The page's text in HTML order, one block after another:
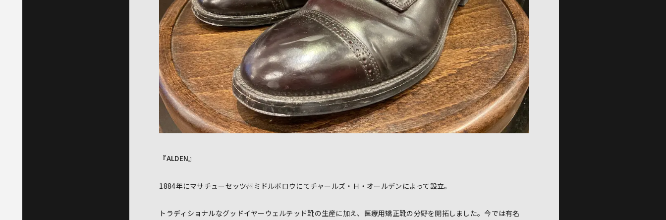
『ALDEN』
1884年にマサチューセッツ州ミドルボロウにてチャールズ・Ｈ・オールデンによって設立。
トラディショナルなグッドイヤーウェルテッド靴の生産に加え、医療用矯正靴の分野を開拓しました。今では有名